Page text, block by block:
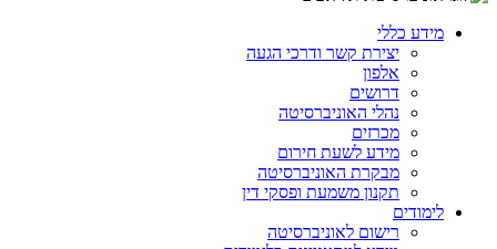
מידע כללי
יצירת קשר ודרכי הגעה
אלפון
דרושים
נהלי האוניברסיטה
מכרזים
מידע לשעת חירום
מבקרת האוניברסיטה
תקנון משמעת ופסקי דין
לימודים
רישום לאוניברסיטה